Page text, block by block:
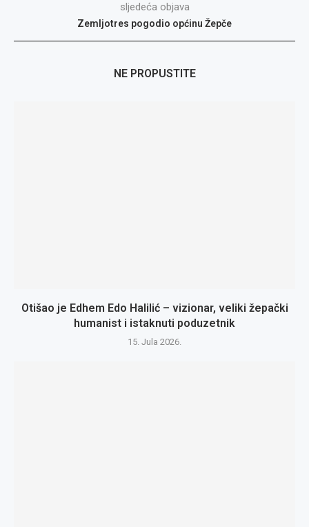
sljedeća objava
Zemljotres pogodio općinu Žepče
NE PROPUSTITE
Otišao je Edhem Edo Halilić – vizionar, veliki žepački
humanist i istaknuti poduzetnik
15. Jula 2026.